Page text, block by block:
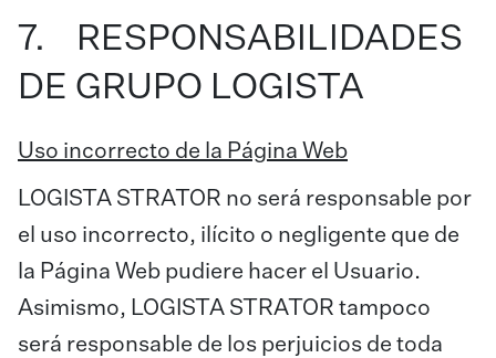
7. RESPONSABILIDADES
DE GRUPO LOGISTA
Uso incorrecto de la Página Web
LOGISTA STRATOR no será responsable por
el uso incorrecto, ilícito o negligente que de
la Página Web pudiere hacer el Usuario.
Asimismo, LOGISTA STRATOR tampoco
será responsable de los perjuicios de toda